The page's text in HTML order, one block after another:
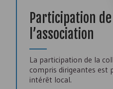
Participation
l’association
La participation de la
compris dirigeantes est
intérêt local.